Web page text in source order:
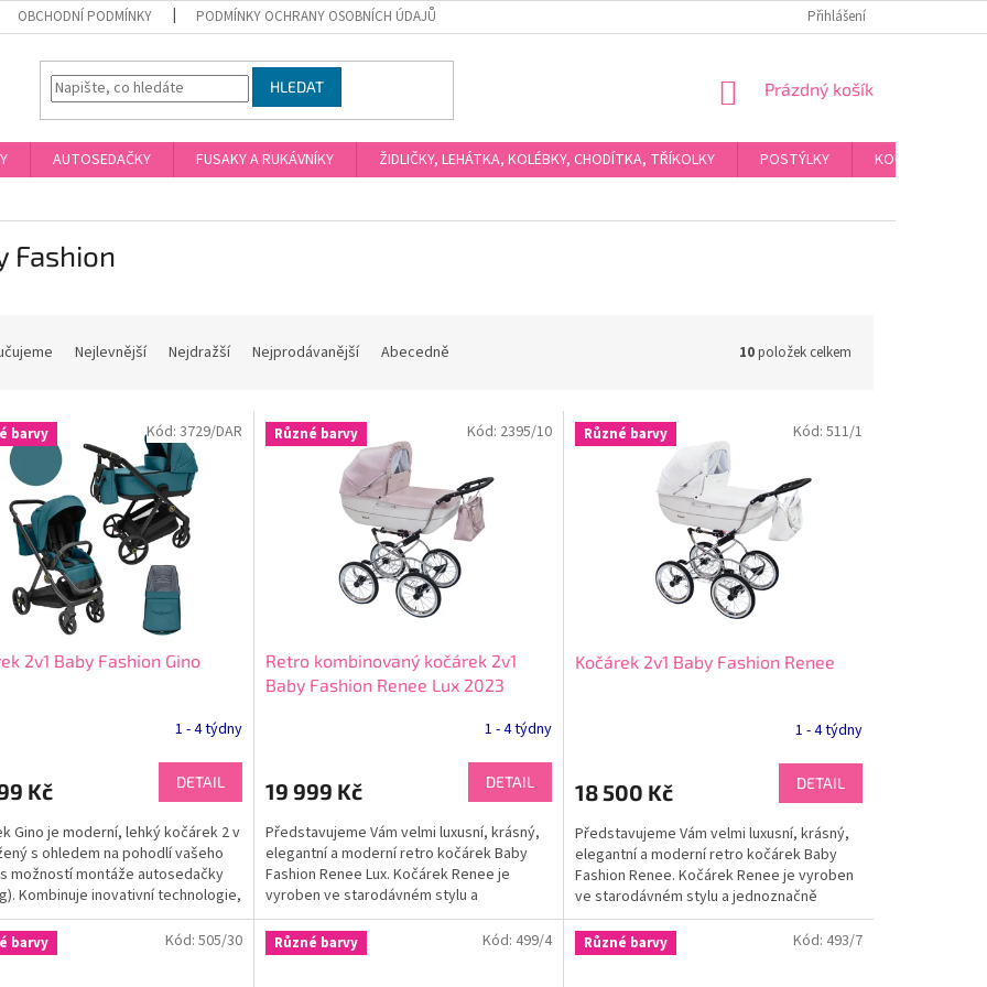
OBCHODNÍ PODMÍNKY PODMÍNKY OCHRANY OSOBNÍCH ÚDAJŮ Přihlášení
HLEDAT
NÁKUPNÍ
Prázdný košík
AUTOSEDAČKY FUSAKY A RUKÁVNÍKY ŽIDLIČKY, LEHÁTKA, KOLÉBKY, CHODÍTKA, TŘÍKOLKY POSTÝLKY
KOUPÁNÍ A
Fashion
Nejlevnější Nejdražší Nejprodávanější Abecedně 10položek celkem
barvy
2v1 Baby Fashion Gino
1 - 4 týdny
Kč DETAIL
Gino je moderní, lehký kočárek 2 v
s ohledem na pohodlí vašeho
možností montáže autosedačky
Kombinuje inovativní technologie,
Kód: 3729/DAR Různé barvy
Retro kombinovaný kočárek 2v1
Baby Fashion Renee Lux 2023
1 - 4 týdny
19 999 Kč DETAIL
Představujeme Vám velmi luxusní, krásný,
elegantní a moderní retro kočárek Baby
Fashion Renee Lux. Kočárek Renee je
vyroben ve starodávném stylu a
jednoznačně zaujme všechny...
Kód: 2395/10 Různé barvy
Kočárek 2v1 Baby Fashion Renee
1 - 4 týdny
18 500 Kč DETAIL
Představujeme Vám velmi luxusní, krásný,
elegantní a moderní retro kočárek Baby
Fashion Renee. Kočárek Renee je vyroben
ve starodávném stylu a jednoznačně
zaujme všechny...
Kód: 511/1
barvy Kód: 505/30 Různé barvy Kód: 499/4 Různé barvy Kód: 493/7